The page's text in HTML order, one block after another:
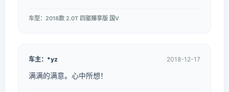
车型：2018款 2.0T 四驱臻享版 国V
车主：*yz 2018-12-17
满满的满意。心中所想！